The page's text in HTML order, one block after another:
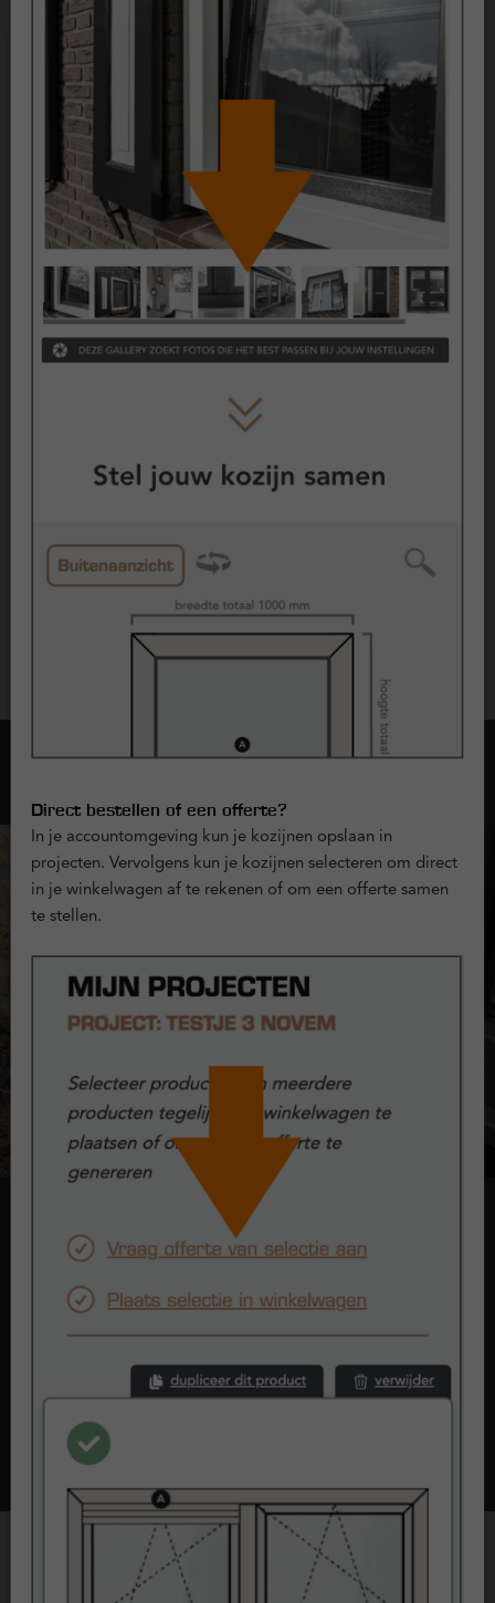
Bij het vervangen van kozijnen wordt het bestaande kozijn
verwijderd. Dit kan invloed hebben op de afwerking rondom
het kozijn, zoals stucwerk of binnenafwerking. In sommige
gevallen is herstelwerk nodig.
Certificering
Deze kunststof kozijnen zijn uitvoerig getest en voldoen aan
de volgende keurmerken:
KOMO geproduceerd
Politiekeurmerk Veilig Wonen
SKG Keurmerk
Kunststof kozijnen zijn ontwikkeld voor langdurig gebruik en
hebben een lange levensverwachting. Op de belangrijkste
onderdelen gelden vaste garantieperiodes.
2 jaar garantie op hang- en sluitwerk
De exacte voorwaarden en dekking zijn vastgelegd in de
garantievoorwaarden.
Direct bestellen of een offerte?
In je accountomgeving kun je kozijnen opslaan in
projecten. Vervolgens kun je kozijnen selecteren om direct
in je winkelwagen af te rekenen of om een offerte samen
te stellen.
Opties met kozijnen
Onderdorpel
Bij kozijnen en raamwerken noemen we de onderkant van het
kunststof kozijn dat aan de grond grenst 'de onderdorpel'. Bij
Kunststofkozijn.nl kun je kiezen uit 2 typen onderdorpels:
doorlopend kader of composiet.Lees meer